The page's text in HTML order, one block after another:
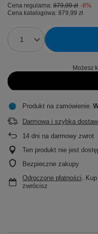
Cena regularna: 879,99 zł -8%
Cena katalogowa: 879,99 zł
Możesz
Produkt na zamówienie
Darmowa i szybka
14 dni na darmowy zwrot
Ten produkt nie jest
Bezpieczne zakupy
Odroczone płatności.
zwrócisz